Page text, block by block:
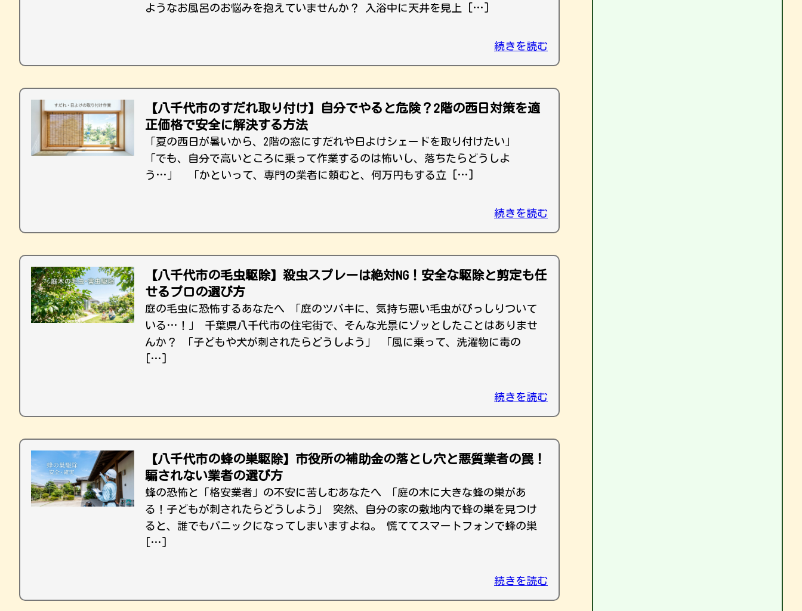
ようなお風呂のお悩みを抱えていませんか？ 入浴中に天井を見上 […]
続きを読む
【八千代市のすだれ取り付け】自分でやると危険？2階の西日対策を適
正価格で安全に解決する方法
「夏の西日が暑いから、2階の窓にすだれや日よけシェードを取り付けたい」
「でも、自分で高いところに乗って作業するのは怖いし、落ちたらどうしよ
う…」 「かといって、専門の業者に頼むと、何万円もする立 […]
続きを読む
【八千代市の毛虫駆除】殺虫スプレーは絶対NG！安全な駆除と剪定も任
せるプロの選び方
庭の毛虫に恐怖するあなたへ 「庭のツバキに、気持ち悪い毛虫がびっしりついて
いる…！」 千葉県八千代市の住宅街で、そんな光景にゾッとしたことはありませ
んか？ 「子どもや犬が刺されたらどうしよう」 「風に乗って、洗濯物に毒の
[…]
続きを読む
【八千代市の蜂の巣駆除】市役所の補助金の落とし穴と悪質業者の罠！
騙されない業者の選び方
蜂の恐怖と「格安業者」の不安に苦しむあなたへ 「庭の木に大きな蜂の巣があ
る！子どもが刺されたらどうしよう」 突然、自分の家の敷地内で蜂の巣を見つけ
ると、誰でもパニックになってしまいますよね。 慌ててスマートフォンで蜂の巣
[…]
続きを読む